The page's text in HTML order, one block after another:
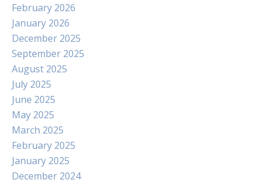
February 2026
January 2026
December 2025
September 2025
August 2025
July 2025
June 2025
May 2025
March 2025
February 2025
January 2025
December 2024